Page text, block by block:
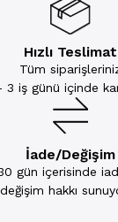
Hızlı Teslimat
Tüm
3 iş günü içinde
İade/Değişim
gün içerisinde
değişim hakkı